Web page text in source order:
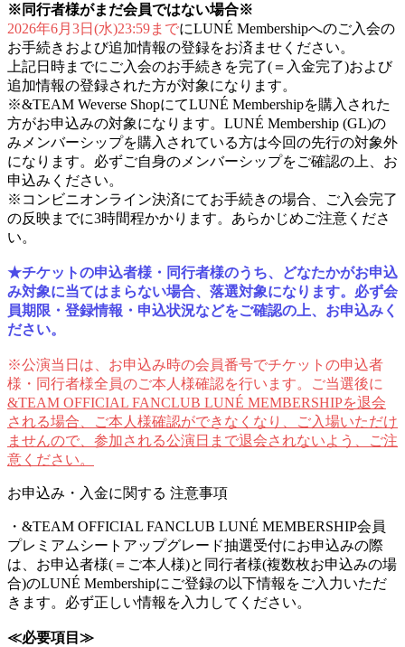
※同行者様がまだ会員ではない場合※
2026年6月3日(水)23:59までにLUNÉ Membershipへのご入会の
お手続きおよび追加情報の登録をお済ませください。
上記日時までにご入会のお手続きを完了(＝入金完了)および
追加情報の登録された方が対象になります。
※&TEAM Weverse ShopにてLUNÉ Membershipを購入された
方がお申込みの対象になります。LUNÉ Membership (GL)の
みメンバーシップを購入されている方は今回の先行の対象外
になります。必ずご自身のメンバーシップをご確認の上、お
申込みください。
※コンビニオンライン決済にてお手続きの場合、ご入会完了
の反映までに3時間程かかります。あらかじめご注意くださ
い。
★チケットの申込者様・同行者様のうち、どなたかがお申込
み対象に当てはまらない場合、落選対象になります。必ず会
員期限・登録情報・申込状況などをご確認の上、お申込みく
ださい。
※公演当日は、お申込み時の会員番号でチケットの申込者
様・同行者様全員のご本人様確認を行います。ご当選後に
&TEAM OFFICIAL FANCLUB LUNÉ MEMBERSHIPを退会
される場合、ご本人様確認ができなくなり、ご入場いただけ
ませんので、参加される公演日まで退会されないよう、ご注
意ください。
お申込み・入金に関する 注意事項
・&TEAM OFFICIAL FANCLUB LUNÉ MEMBERSHIP会員
プレミアムシートアップグレード抽選受付にお申込みの際
は、お申込者様(＝ご本人様)と同行者様(複数枚お申込みの場
合)のLUNÉ Membershipにご登録の以下情報をご入力いただ
きます。必ず正しい情報を入力してください。
≪必要項目≫